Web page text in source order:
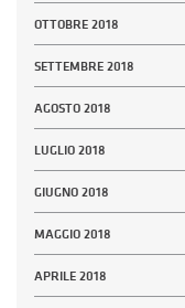
OTTOBRE 2018
SETTEMBRE 2018
AGOSTO 2018
LUGLIO 2018
GIUGNO 2018
MAGGIO 2018
APRILE 2018